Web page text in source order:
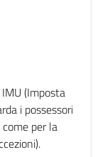
(Imposta
i possessori
per la